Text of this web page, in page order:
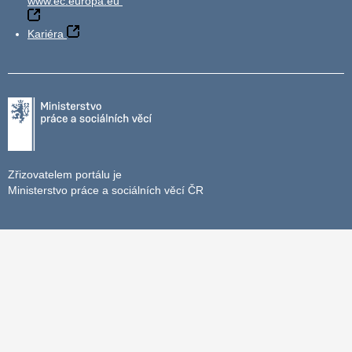
Kariéra
Zřizovatelem portálu je
Ministerstvo práce a sociálních věcí ČR